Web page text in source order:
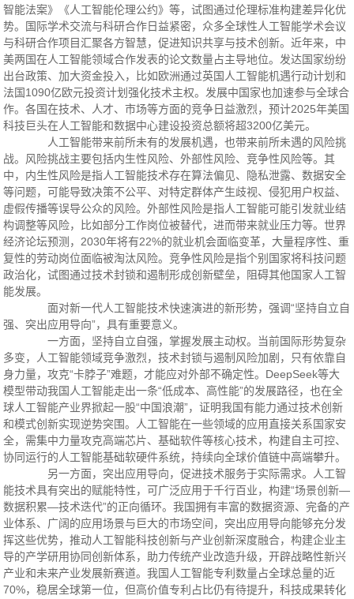
智能法案》《人工智能伦理公约》等，试图通过伦理标准构建差异化优
势。国际学术交流与科研合作日益紧密，众多全球性人工智能学术会议
与科研合作项目汇聚各方智慧，促进知识共享与技术创新。近年来，中
美两国在人工智能领域合作发表的论文数量占主导地位。发达国家纷纷
出台政策、加大资金投入，比如欧洲通过英国人工智能机遇行动计划和
法国1090亿欧元投资计划强化技术主权。发展中国家也加速参与全球合
作。各国在技术、人才、市场等方面的竞争日益激烈，预计2025年美国
科技巨头在人工智能和数据中心建设投资总额将超3200亿美元。
人工智能带来前所未有的发展机遇，也带来前所未遇的风险挑
战。风险挑战主要包括内生性风险、外部性风险、竞争性风险等。其
中，内生性风险是指人工智能技术存在算法偏见、隐私泄露、数据安全
等问题，可能导致决策不公平、对特定群体产生歧视、侵犯用户权益、
虚假传播等误导公众的风险。外部性风险是指人工智能可能引发就业结
构调整等风险，比如部分工作岗位被替代，进而带来就业压力等。世界
经济论坛预测，2030年将有22%的就业机会面临变革，大量程序性、重
复性的劳动岗位面临被淘汰风险。竞争性风险是指个别国家将科技问题
政治化，试图通过技术封锁和遏制形成创新壁垒，阻碍其他国家人工智
能发展。
面对新一代人工智能技术快速演进的新形势，强调“坚持自立自
强、突出应用导向”，具有重要意义。
一方面，坚持自立自强，掌握发展主动权。当前国际形势复杂
多变，人工智能领域竞争激烈，技术封锁与遏制风险加剧，只有依靠自
身力量，攻克“卡脖子”难题，才能应对外部不确定性。DeepSeek等大
模型带动我国人工智能走出一条“低成本、高性能”的发展路径，也在全
球人工智能产业界掀起一股“中国浪潮”，证明我国有能力通过技术创新
和模式创新实现逆势突围。人工智能在一些领域的应用直接关系国家安
全，需集中力量攻克高端芯片、基础软件等核心技术，构建自主可控、
协同运行的人工智能基础软硬件系统，持续向全球价值链中高端攀升。
另一方面，突出应用导向，促进技术服务于实际需求。人工智
能技术具有突出的赋能特性，可广泛应用于千行百业，构建“场景创新—
数据积累—技术迭代”的正向循环。我国拥有丰富的数据资源、完备的产
业体系、广阔的应用场景与巨大的市场空间，突出应用导向能够充分发
挥这些优势，推动人工智能科技创新与产业创新深度融合，构建企业主
导的产学研用协同创新体系，助力传统产业改造升级，开辟战略性新兴
产业和未来产业发展新赛道。我国人工智能专利数量占全球总量的近
70%，稳居全球第一位，但高价值专利占比仍有待提升，科技成果转化